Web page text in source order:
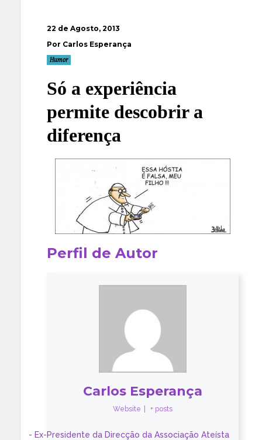
22 de Agosto, 2013
Por Carlos Esperança
Humor
Só a experiência
permite descobrir a
diferença
Perfil de Autor
Carlos Esperança
Website + posts
- Ex-Presidente da Direcção da Associação Ateísta